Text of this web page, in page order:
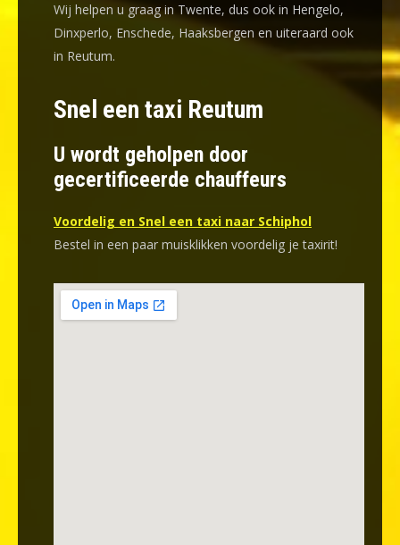
Wij helpen u graag in Twente, dus ook in Hengelo,
Dinxperlo, Enschede, Haaksbergen en uiteraard ook
in Reutum.
Snel een taxi Reutum
U wordt geholpen door
gecertificeerde chauffeurs
Voordelig en Snel een taxi naar Schiphol
Bestel in een paar muisklikken voordelig je taxirit!